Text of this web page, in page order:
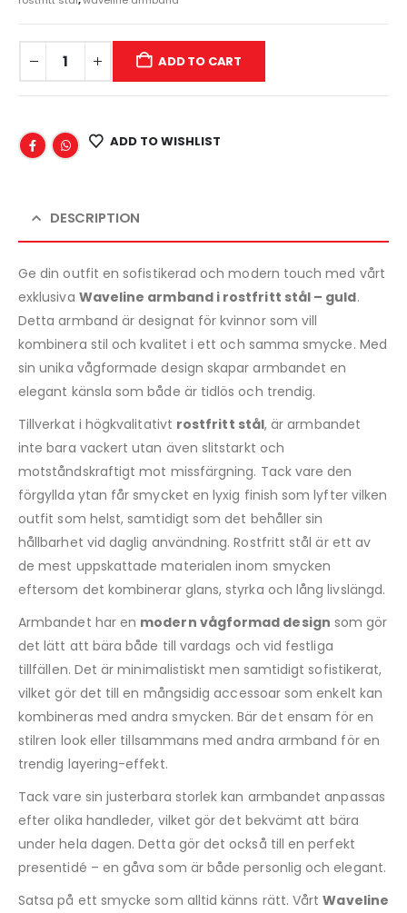
ADD TO CART
ADD TO WISHLIST
DESCRIPTION
Ge din outfit en sofistikerad och modern touch med vårt
exklusiva Waveline armband i rostfritt stål – guld.
Detta armband är designat för kvinnor som vill
kombinera stil och kvalitet i ett och samma smycke. Med
sin unika vågformade design skapar armbandet en
elegant känsla som både är tidlös och trendig.
Tillverkat i högkvalitativt rostfritt stål, är armbandet
inte bara vackert utan även slitstarkt och
motståndskraftigt mot missfärgning. Tack vare den
förgyllda ytan får smycket en lyxig finish som lyfter vilken
outfit som helst, samtidigt som det behåller sin
hållbarhet vid daglig användning. Rostfritt stål är ett av
de mest uppskattade materialen inom smycken
eftersom det kombinerar glans, styrka och lång livslängd.
Armbandet har en modern vågformad design som gör
det lätt att bära både till vardags och vid festliga
tillfällen. Det är minimalistiskt men samtidigt sofistikerat,
vilket gör det till en mångsidig accessoar som enkelt kan
kombineras med andra smycken. Bär det ensam för en
stilren look eller tillsammans med andra armband för en
trendig layering-effekt.
Tack vare sin justerbara storlek kan armbandet anpassas
efter olika handleder, vilket gör det bekvämt att bära
under hela dagen. Detta gör det också till en perfekt
presentidé – en gåva som är både personlig och elegant.
Satsa på ett smycke som alltid känns rätt. VårtWaveline